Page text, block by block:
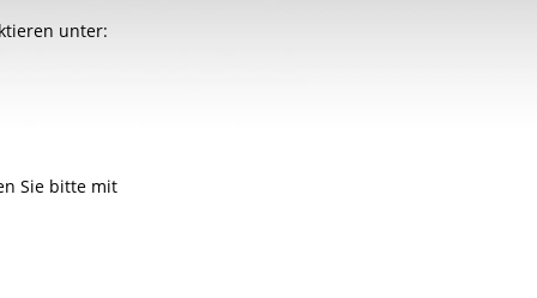
unter:
Sie bitte mit